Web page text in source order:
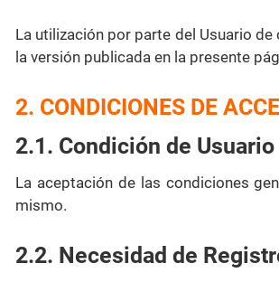
La utilización por parte del Usuario
la versión publicada en la presente
2. CONDICIONES DE
2.1. Condición de Usuario
La aceptación de las condiciones
mismo.
2.2. Necesidad de